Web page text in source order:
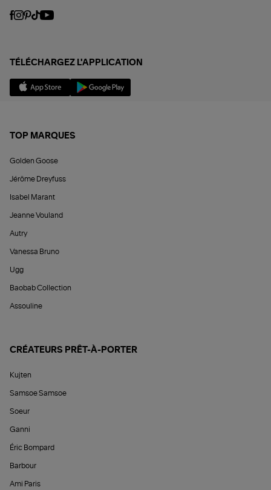
TÉLÉCHARGEZ L'APPLICATION
TOP MARQUES
Golden Goose
Jérôme Dreyfuss
Isabel Marant
Jeanne Vouland
Autry
Vanessa Bruno
Ugg
Baobab Collection
Assouline
CRÉATEURS PRÊT-À-PORTER
Kujten
Samsoe Samsoe
Soeur
Ganni
Éric Bompard
Barbour
Ami Paris